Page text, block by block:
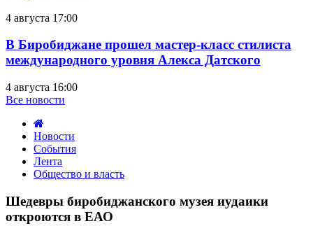
4 августа 17:00
В Биробиджане прошел мастер-класс стилиста
международного уровня Алекса Датского
4 августа 16:00
Все новости
Новости
События
Лента
Общество и власть
биробиджанского
музея
иудаики
Шедевры биробиджанского музея иудаики
откроются в ЕАО